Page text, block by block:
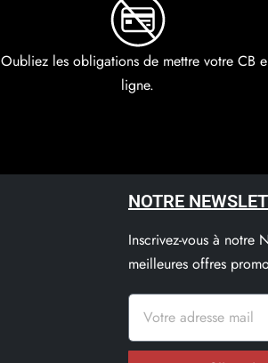
Oubliez les obligations de mettre votre CB
ligne.
NOTRE
Inscrivez-vous à notre
meilleures offres